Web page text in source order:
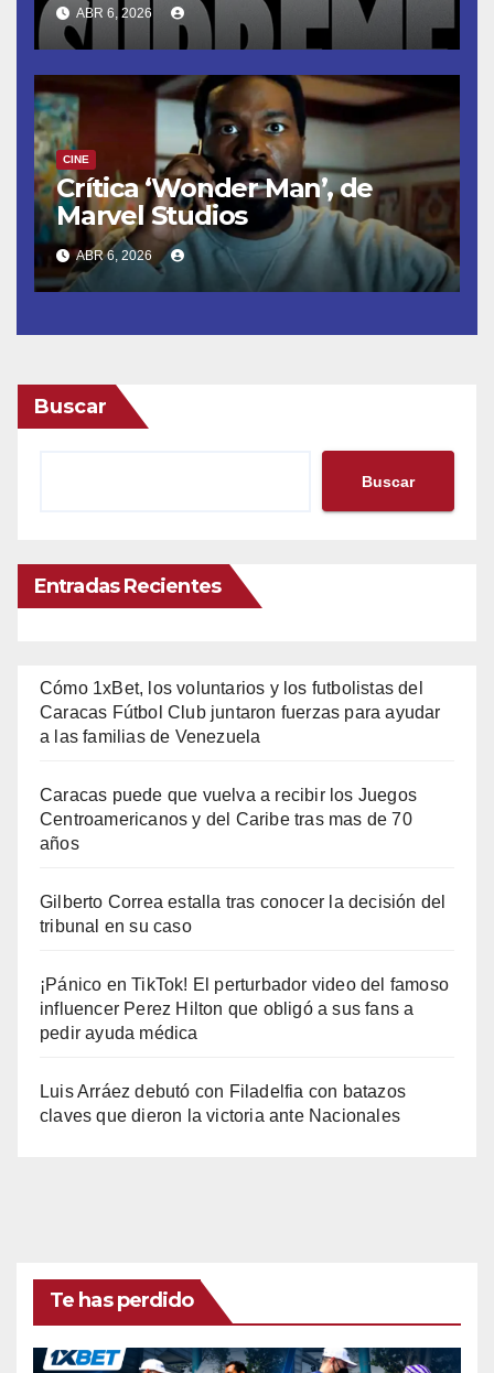
ABR 6, 2026
CINE
Crítica ‘Wonder Man’, de
Marvel Studios
ABR 6, 2026
Buscar
Buscar
Entradas Recientes
Cómo 1xBet, los voluntarios y los futbolistas del
Caracas Fútbol Club juntaron fuerzas para ayudar
a las familias de Venezuela
Caracas puede que vuelva a recibir los Juegos
Centroamericanos y del Caribe tras mas de 70
años
Gilberto Correa estalla tras conocer la decisión del
tribunal en su caso
¡Pánico en TikTok! El perturbador video del famoso
influencer Perez Hilton que obligó a sus fans a
pedir ayuda médica
Luis Arráez debutó con Filadelfia con batazos
claves que dieron la victoria ante Nacionales
Te has perdido